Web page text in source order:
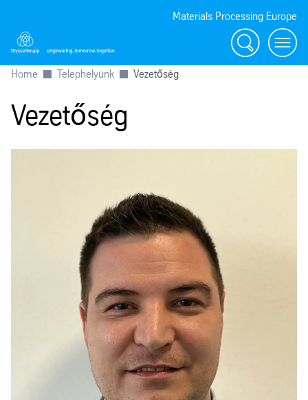
Materials Processing Europe
Keresésmenu
Home Telephelyünk Vezetőség
Vezetőség